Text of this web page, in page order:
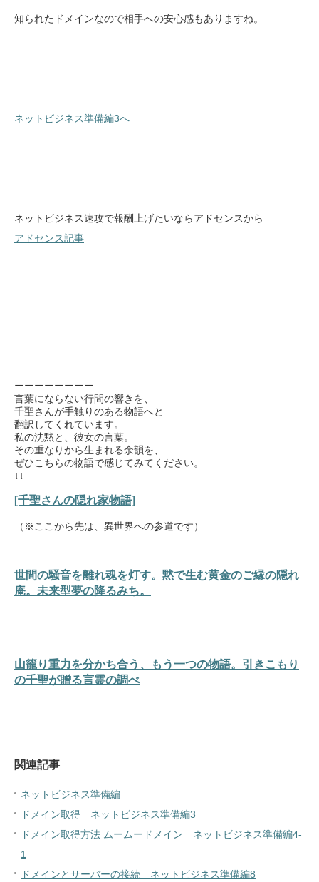
知られたドメインなので相手への安心感もありますね。
ネットビジネス準備編3へ
ネットビジネス速攻で報酬上げたいならアドセンスから
アドセンス記事
ーーーーーーーー
言葉にならない行間の響きを、
千聖さんが手触りのある物語へと
翻訳してくれています。
私の沈黙と、彼女の言葉。
その重なりから生まれる余韻を、
ぜひこちらの物語で感じてみてください。
↓↓
[千聖さんの隠れ家物語]
（※ここから先は、異世界への参道です）
世間の騒音を離れ魂を灯す。黙で生む黄金のご縁の隠れ
庵。未来型夢の降るみち。
山籠り重力を分かち合う、もう一つの物語。引きこもり
の千聖が贈る言霊の調べ
関連記事
ネットビジネス準備編
ドメイン取得 ネットビジネス準備編3
ドメイン取得方法 ムームードメイン ネットビジネス準備編4-
1
ドメインとサーバーの接続 ネットビジネス準備編8